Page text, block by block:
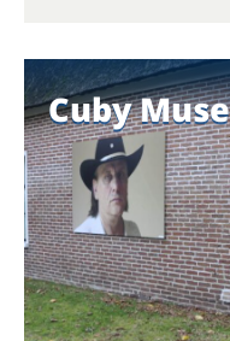
Cuby